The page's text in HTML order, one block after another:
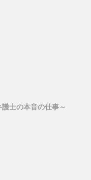
士の本音の仕事～